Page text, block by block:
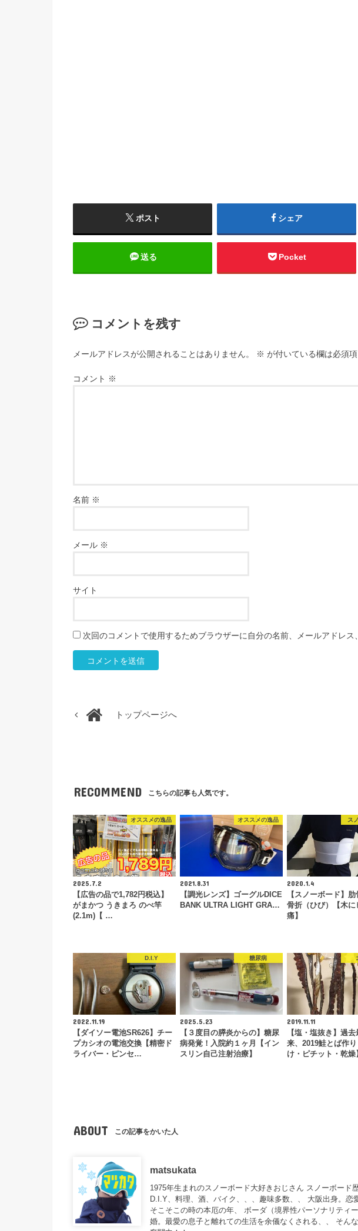
ポスト シェア
送る Pocket
コメントを残す
メールアドレスが公開されることはありません。 ※ が付いている欄は必須
コメント ※
名前 ※
メール ※
サイト
次回のコメントで使用するためブラウザーに自分の名前、メールアドレス
トップページへ
RECOMMEND こちらの記事も人気です。
オススメの逸品
2025.7.2
【広告の品で1,782円税込】
がまかつ うきまろ のべ竿
(2.1m)【 …
オススメの逸品
2021.8.31
【調光レンズ】ゴーグルDICE
BANK ULTRA LIGHT GRA…
ス
2020.1.4
【スノーボード】
骨折（ひび）【木に
痛】
D.I.Y
2022.11.19
【ダイソー電池SR626】チー
プカシオの電池交換【精密ド
ライバー・ピンセ…
糖尿病
2025.5.23
【３度目の膵炎からの】糖尿
病発覚！入院約１ヶ月【イン
スリン自己注射治療】
2019.11.11
【塩・塩抜き】過
来、2019鮭とば作
け・ピチット・乾燥
ABOUT この記事をかいた人
matsukata
1975年生まれのスノーボード大好きおじさん スノーボード
D.I.Y、料理、酒、バイク、、、趣味多数、、 大阪出身。恋
そこそこの時の本厄の年、 ボーダ（境界性パーソナリティ
婚。最愛の息子と離れての生活を余儀なくされる、、 そん